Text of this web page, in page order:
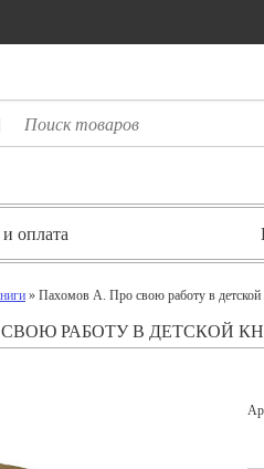
оплата
» Пахомов А. Про свою работу в детской
РАБОТУ В ДЕТСКОЙ